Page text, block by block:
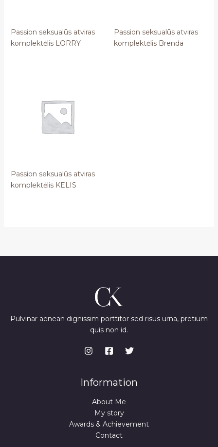
Passion seksualūs atviras
komplektėlis LORRY
Passion seksualūs atviras
komplektėlis Brenda
Passion seksualūs atviras
komplektėlis KELIS
Pulvinar aenean dignissim porttitor sed risus urna, pretium
quis non id.
Information
About Me
My story
Awards & Achievement
Contact